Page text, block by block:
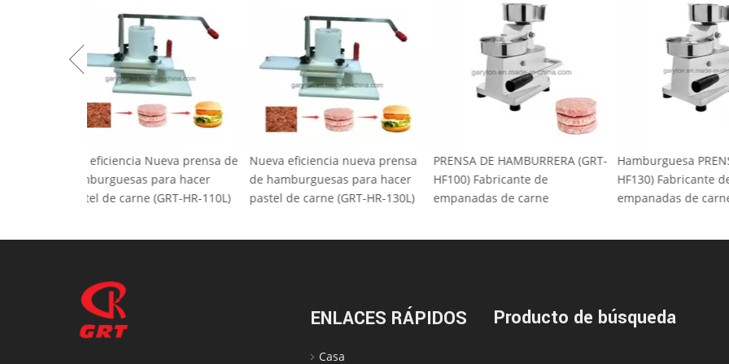
Alta eficiencia Nueva prensa de
hamburguesas para hacer
pastel de carne (GRT-HR-110L)
Nueva eficiencia nueva prensa
de hamburguesas para hacer
pastel de carne (GRT-HR-130L)
PRENSA DE HAMBURRERA (GRT-
HF100) Fabricante de
empanadas de carne
Hamburguesa
HF130)
empanadas de
ENLACES RÁPIDOS
Casa
Producto de búsqueda